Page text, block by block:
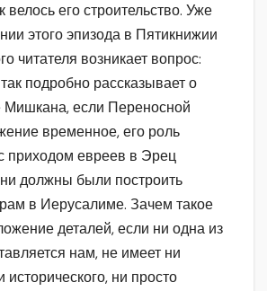
велось его строительство. Уже
этого эпизода в Пятикнижии
читателя возникает вопрос:
подробно рассказывает о
Мишкана, если Переносной
временное, его роль
приходом евреев в Эрец
должны были построить
в Иерусалиме. Зачем такое
деталей, если ни одна из
нам, не имеет ни
исторического, ни просто